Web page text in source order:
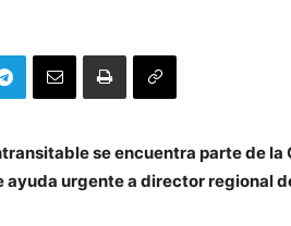
se encuentra parte de
ayuda urgente a director regional